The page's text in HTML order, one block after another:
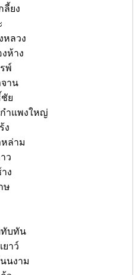
ลี้ยง
หลวง
ห้าง
พ์
าน
ย
ำแพงใหญ่
ง
ล่าม
ว
ง
ษ
ทับทัน
ยาว์
นงาม